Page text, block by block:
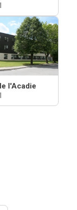
l'Acadie